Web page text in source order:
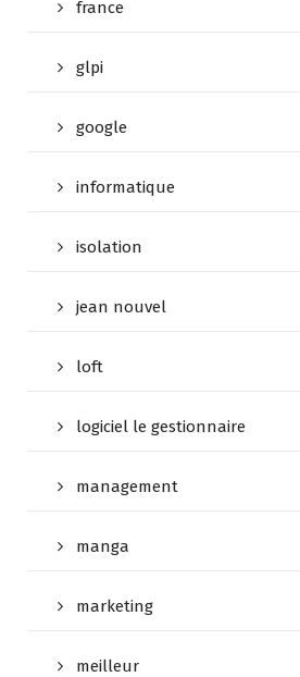
france
glpi
google
informatique
isolation
jean nouvel
loft
logiciel le gestionnaire
management
manga
marketing
meilleur